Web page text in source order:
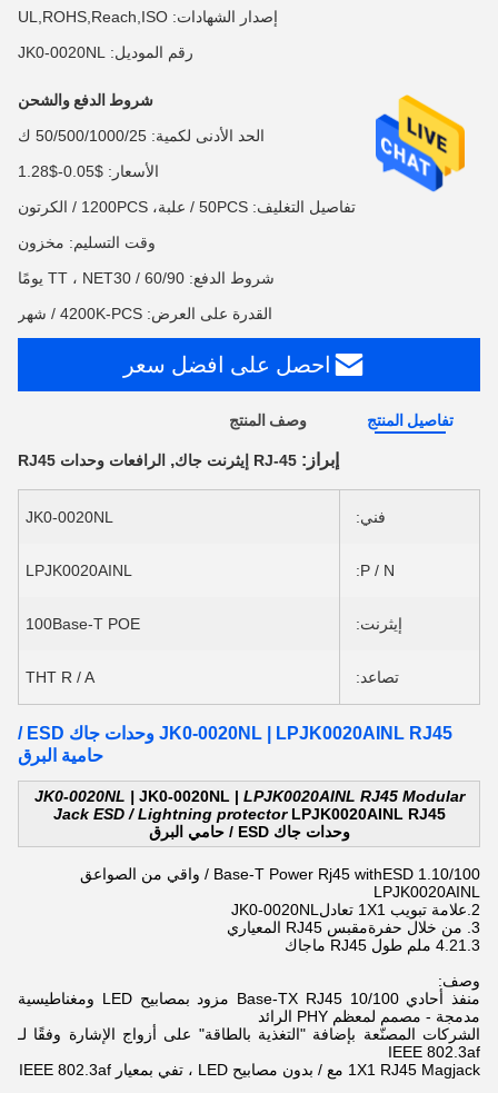
إصدار الشهادات: UL,ROHS,Reach,ISO
رقم الموديل: JK0-0020NL
شروط الدفع والشحن
الحد الأدنى لكمية: 50/500/1000/25 ك
الأسعار: $0.05-$1.28
تفاصيل التغليف: 50PCS / علبة، 1200PCS / الكرتون
وقت التسليم: مخزون
شروط الدفع: TT ، NET30 / 60/90 يومًا
القدرة على العرض: 4200K-PCS / شهر
احصل على افضل سعر
تفاصيل المنتج وصف المنتج
إبراز: RJ-45 إيثرنت جاك , الرافعات وحدات RJ45
فني: JK0-0020NL
P / N:
LPJK0020AINL
إيثرنت: 100Base-T POE
تصاعد: THT R / A
JK0-0020NL | LPJK0020AINL RJ45 وحدات جاك ESD /
حامية البرق
JK0-0020NL | JK0-0020NL | LPJK0020AINL RJ45 Modular
Jack ESD / Lightning protector LPJK0020AINL RJ45
وحدات جاك ESD / حامي البرق
1. 10/100 Base-T Power Rj45 with
ESD / واقي من الصواعق
LPJK0020AINL
2. علامة تبويب 1X1 تعادل
JK0-0020NL
3. من خلال حفرة
مقبس RJ45 المعياري
4.21.3 ملم طول
RJ45 ماجاك
وصف:
منفذ أحادي 10/100 Base-TX RJ45 مزود بمصابيح LED ومغناطيسية
مدمجة - مصمم لمعظم PHY الرائد
الشركات المصنّعة بإضافة "التغذية بالطاقة" على أزواج الإشارة وفقًا لـ
IEEE 802.3af
1X1 RJ45 Magjack مع / بدون مصابيح LED ، تفي بمعيار IEEE 802.3af